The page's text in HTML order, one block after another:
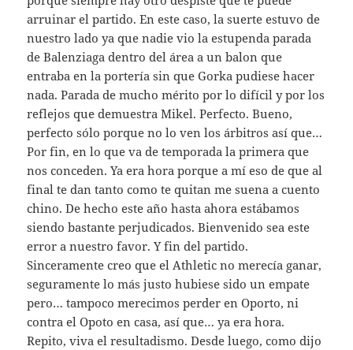
arruinar el partido. En este caso, la suerte estuvo de
nuestro lado ya que nadie vio la estupenda parada
de Balenziaga dentro del área a un balon que
entraba en la portería sin que Gorka pudiese hacer
nada. Parada de mucho mérito por lo difícil y por los
reflejos que demuestra Mikel. Perfecto. Bueno,
perfecto sólo porque no lo ven los árbitros así que…
Por fin, en lo que va de temporada la primera que
nos conceden. Ya era hora porque a mí eso de que al
final te dan tanto como te quitan me suena a cuento
chino. De hecho este año hasta ahora estábamos
siendo bastante perjudicados. Bienvenido sea este
error a nuestro favor. Y fin del partido.
Sinceramente creo que el Athletic no merecía ganar,
seguramente lo más justo hubiese sido un empate
pero… tampoco merecimos perder en Oporto, ni
contra el Opoto en casa, así que… ya era hora.
Repito, viva el resultadismo. Desde luego, como dijo